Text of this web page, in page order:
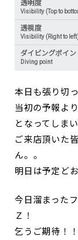
透明度
Visibility (Top to
透視度
Visibility (Right to
ダイビングポイン
Diving point
本日も張り切
当初の予報よ
となってしま
ご来店頂いた
ん。。
明日は予定ど
今日溜まった
Ｚ！
乞うご期待！！